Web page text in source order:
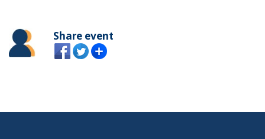
Share event